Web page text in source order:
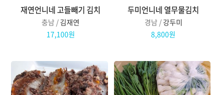
재연언니네 고들빼기 김치
충남 / 김재연
17,100원
두미언니네 열무물김치
경남 / 강두미
8,800원